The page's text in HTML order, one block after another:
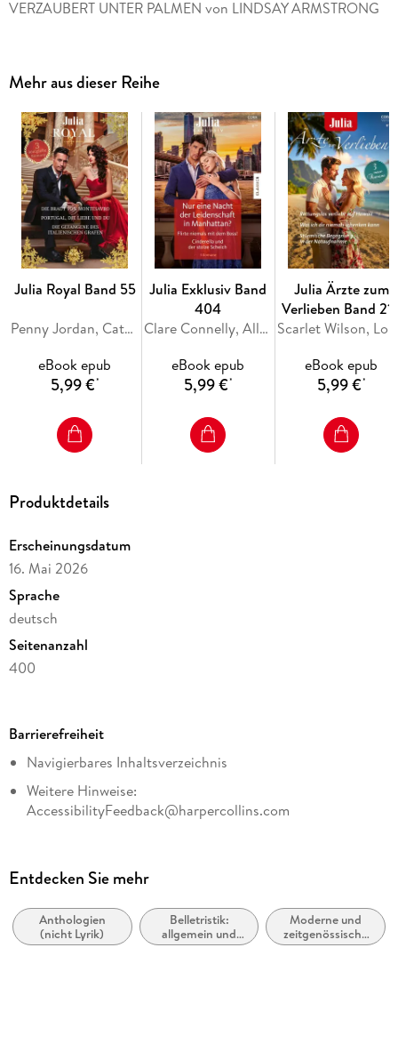
VERZAUBERT UNTER PALMEN von LINDSAY ARMSTRONG
Dolmetscherin Alexandra mit schier unvorstellbarem Luxus.
einen Schluss zulässt: Max ist nicht frei für die Liebe!
SO HEIRATET MAN EINEN MILLIARDÄR von HELEN
BIANCHIN
Nach nur drei Tagen ließ Kayla damals die Ehe mit dem
Milliardär Duardo Alvarez annullieren, da sie sich
hintergangen fühlte. Jetzt hat sie kein Geld und ist
verschuldet. Ihr Ex-Mann verspricht Abhilfe - zu einem hohen
Preis: Er will die Ehe, und zwar nicht nur auf dem Papier . . .
Mehr aus dieser Reihe
Julia Royal Band 55
Penny Jordan, Catherine George, Sara Craven
eBook epub
5,99 €*
Julia Exklusiv Band
404
Clare Connelly, Ally Blake, Maya Blake
eBook epub
5,99 €*
Julia Ärzte zum
Verlieben Band
eBook epub
5,99 €*
Produktdetails
Erscheinungsdatum
16. Mai 2026
Sprache
deutsch
Seitenanzahl
400
Reihe
CORA Verlag
Autor/Autorin
Kay Thorpe, Lindsay Armstrong, Helen Bianchin
Alexa Christ, Iris Pompesius
CORA Verlag
Kopierschutz
Barrierefreiheit
Navigierbares Inhaltsverzeichnis
Weitere Hinweise:
AccessibilityFeedback@harpercollins.com
Entdecken Sie mehr
Anthologien
(nicht Lyrik)
Belletristik:
allgemein und
literarisch, nicht
Moderne und
zeitgenössische
Liebesromane /